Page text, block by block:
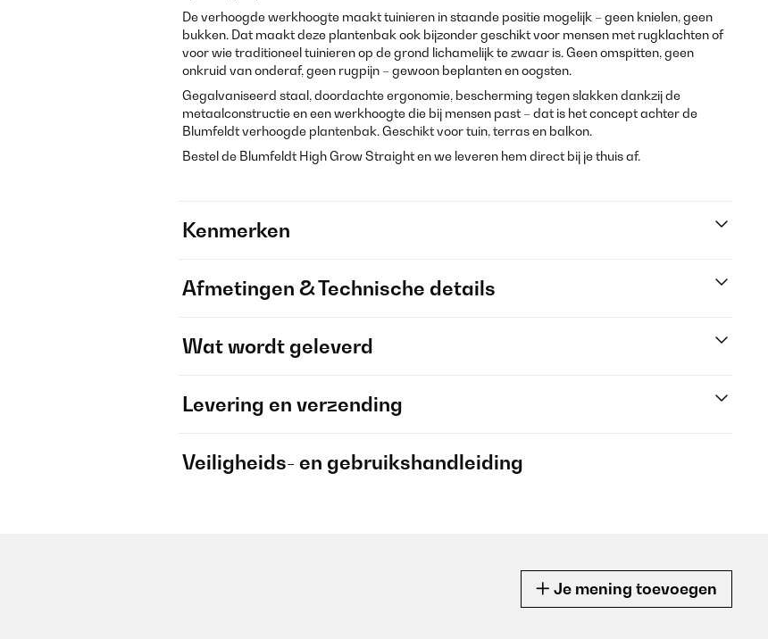
De verhoogde werkhoogte maakt tuinieren in staande positie mogelijk – geen knielen, geen
bukken. Dat maakt deze plantenbak ook bijzonder geschikt voor mensen met rugklachten of
voor wie traditioneel tuinieren op de grond lichamelijk te zwaar is. Geen omspitten, geen
onkruid van onderaf, geen rugpijn – gewoon beplanten en oogsten.
Gegalvaniseerd staal, doordachte ergonomie, bescherming tegen slakken dankzij de
metaalconstructie en een werkhoogte die bij mensen past – dat is het concept achter de
Blumfeldt verhoogde plantenbak. Geschikt voor tuin, terras en balkon.
Bestel de Blumfeldt High Grow Straight en we leveren hem direct bij je thuis af.
Kenmerken
Afmetingen & Technische details
Wat wordt geleverd
Levering en verzending
Veiligheids- en gebruikshandleiding
Je mening toevoegen